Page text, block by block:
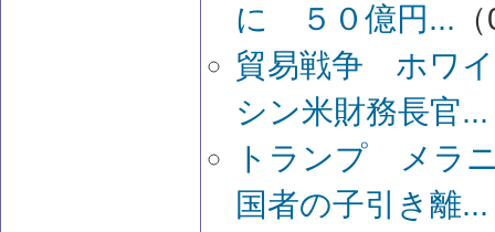
に ５０億円...
貿易戦争 ホワ
シン米財務長官...
トランプ メラ
国者の子引き離...